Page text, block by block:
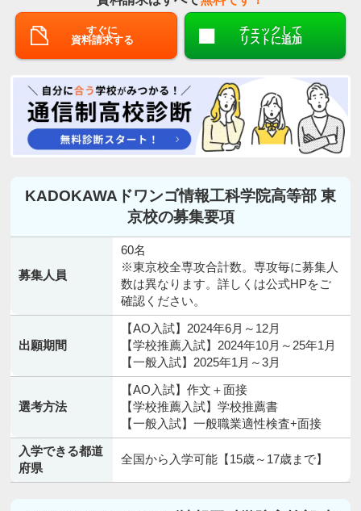
すぐに
資料請求する
チェックして
リストに追加
KADOKAWAドワンゴ情報工科学院高等部 東
京校の募集要項
募集人員
60名
※東京校全専攻合計数。専攻毎に募集人
数は異なります。詳しくは公式HPをご
確認ください。
出願期間
【AO入試】2024年6月～12月
【学校推薦入試】2024年10月～25年1月
【一般入試】2025年1月～3月
選考方法
【AO入試】作文＋面接
【学校推薦入試】学校推薦書
【一般入試】一般職業適性検査+面接
入学できる都道
府県
全国から入学可能【15歳～17歳まで】